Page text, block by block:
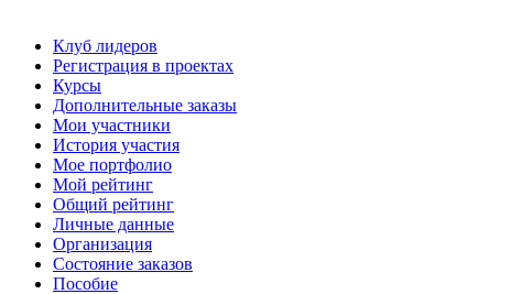
Клуб лидеров
Регистрация в проектах
Курсы
Дополнительные заказы
Мои участники
История участия
Мое портфолио
Мой рейтинг
Общий рейтинг
Личные данные
Организация
Cостояние заказов
Пособие